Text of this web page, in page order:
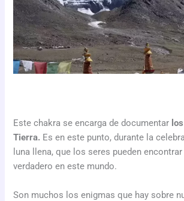
Este chakra se encarga de documentar
Tierra. Es en este punto, durante la
luna llena, que los seres pueden
verdadero en este mundo.
Son muchos los enigmas que hay sobre